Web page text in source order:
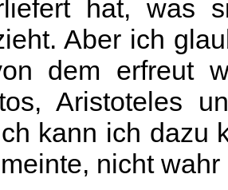
hat, was
Aber ich
dem erfreut
Aristoteles
kann ich dazu
nicht wahr